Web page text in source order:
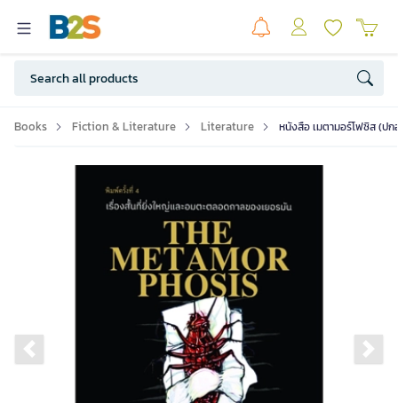
Books Fiction & Literature Literature หนังสือ เมตามอร์โฟซิส (ป
Previous slide